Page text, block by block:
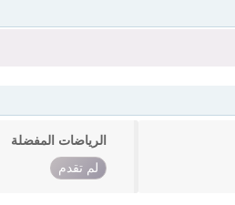
الرياضات المفضلة
لم تقدم